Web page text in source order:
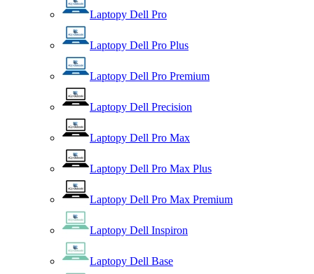
Laptopy Dell Pro
Laptopy Dell Pro Plus
Laptopy Dell Pro Premium
Laptopy Dell Precision
Laptopy Dell Pro Max
Laptopy Dell Pro Max Plus
Laptopy Dell Pro Max Premium
Laptopy Dell Inspiron
Laptopy Dell Base